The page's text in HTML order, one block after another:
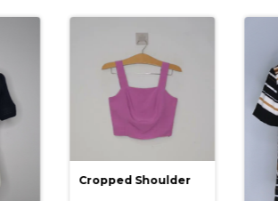
Cropped Shoulder